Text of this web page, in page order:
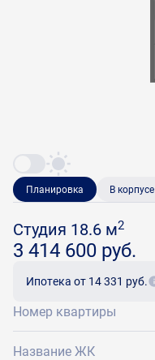
Планировка В корпусе
Студия 18.6 м2
3 414 600 руб.
Ипотека от 14 331 руб.
Номер квартиры
Название ЖК